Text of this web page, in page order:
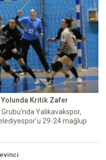
Yolunda Kritik Zafer
Yalıkavakspor,
29-24 mağlup